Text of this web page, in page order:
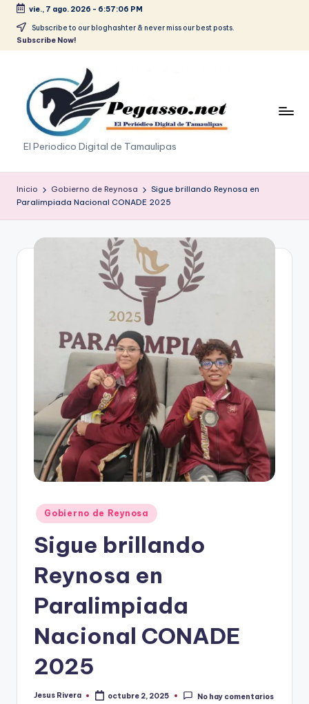
Saltar
vie., 7 ago. 2026 - 6:57:06 PM
Subscribe to our bloghashter & never miss our best posts.
Subscribe Now!
p
e
g
a
El Periodico Digital de Tamaulipas
Inicio Gobierno de Reynosa
Sigue brillando Reynosa en
Paralimpiada Nacional CONADE 2025
Publicado
en
Gobierno de Reynosa
Sigue brillando
Reynosa en
Paralimpiada
Nacional CONADE
2025
Publicado
Jesus Rivera octubre 2, 2025 No hay comentarios